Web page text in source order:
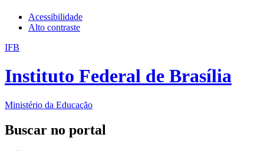
Acessibilidade
Alto contraste
IFB
Instituto Federal de Brasília
Ministério da Educação
Buscar no portal